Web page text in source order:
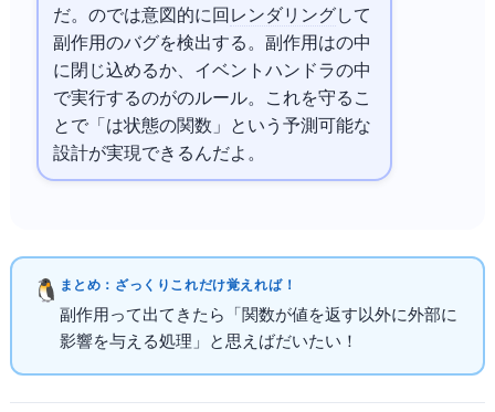
だ。 18のStrict Modeでは意図的に2回 レンダリングして
副作用のバグを検出する。副作用はuseEffectの中
に閉じ込めるか、イベントハンドラの中
で実行するのがのルール。これを守るこ
とで「 は状態の関数」という予測可能な
設計が実現できるんだよ。
まとめ：ざっくりこれだけ覚えればOK！
副作用って出てきたら「関数が値を返す以外に外部に
影響を与える処理」と思えばだいたいOK！